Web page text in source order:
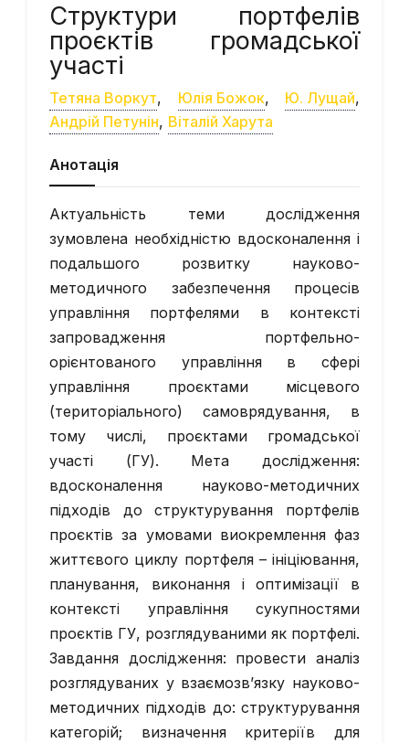
Структури портфелів
проєктів громадської
участі
Тетяна Воркут, Юлія Божок, Ю. Лущай,
Андрій Петунін, Віталій Харута
Анотація
Актуальність теми дослідження
зумовлена необхідністю вдосконалення і
подальшого розвитку науково-
методичного забезпечення процесів
управління портфелями в контексті
запровадження портфельно-
орієнтованого управління в сфері
управління проєктами місцевого
(територіального) самоврядування, в
тому числі, проєктами громадської
участі (ГУ). Мета дослідження:
вдосконалення науково-методичних
підходів до структурування портфелів
проєктів за умовами виокремлення фаз
життєвого циклу портфеля – ініціювання,
планування, виконання і оптимізації в
контексті управління сукупностями
проєктів ГУ, розглядуваними як портфелі.
Завдання дослідження: провести аналіз
розглядуваних у взаємозв’язку науково-
методичних підходів до: структурування
категорій; визначення критеріїв для